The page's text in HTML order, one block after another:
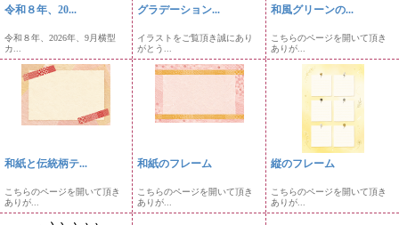
令和８年、20...
令和８年、2026年、9月横型
カ...
グラデーション...
イラストをご覧頂き誠にあり
がとう...
和風グリーンの...
こちらのページを開いて頂き
ありが...
和紙と伝統柄テ...
こちらのページを開いて頂き
ありが...
和紙のフレーム
こちらのページを開いて頂き
ありが...
縦のフレーム
こちらのページを開いて頂き
ありが...